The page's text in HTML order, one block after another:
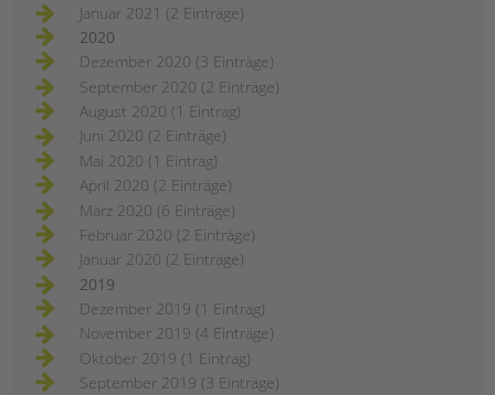
Januar 2021 (2 Einträge)
2020
Dezember 2020 (3 Einträge)
September 2020 (2 Einträge)
August 2020 (1 Eintrag)
Juni 2020 (2 Einträge)
Mai 2020 (1 Eintrag)
April 2020 (2 Einträge)
März 2020 (6 Einträge)
Februar 2020 (2 Einträge)
Januar 2020 (2 Einträge)
2019
Dezember 2019 (1 Eintrag)
November 2019 (4 Einträge)
Oktober 2019 (1 Eintrag)
September 2019 (3 Einträge)